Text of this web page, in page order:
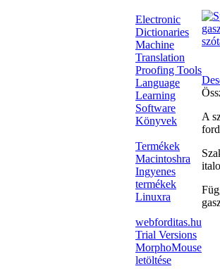
Electronic
Dictionaries
Machine
Translation
Proofing Tools
Language
Learning
Software
Könyvek
Termékek
Macintoshra
Ingyenes
termékek
Linuxra
webforditas.hu
Trial Versions
MorphoMouse
letöltése
A